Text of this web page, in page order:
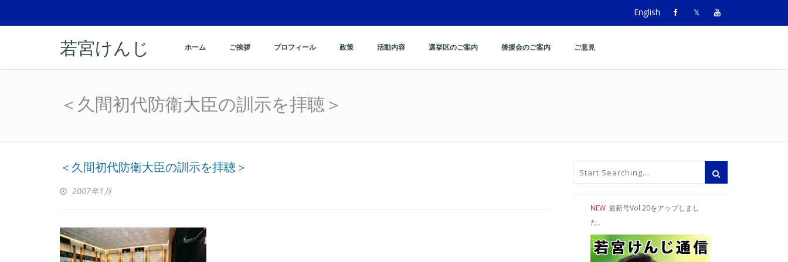
English
若宮けんじ ホーム ご挨拶 プロフィール 政策 活動内容 選挙区のご案内 後援会のご案内 ご意見
＜久間初代防衛大臣の訓示を拝聴＞
＜久間初代防衛大臣の訓示を拝聴＞
2007年1月
NEW 最新号Vol.20をアップしまし
た。